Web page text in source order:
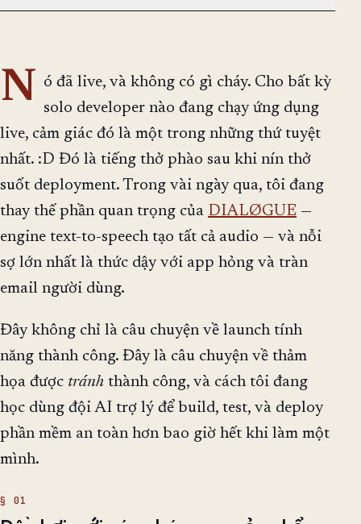
N
ó đã live, và không có gì cháy. Cho bất kỳ
solo developer nào đang chạy ứng dụng
live, cảm giác đó là một trong những thứ tuyệt
nhất. :D Đó là tiếng thở phào sau khi nín thở
suốt deployment. Trong vài ngày qua, tôi đang
thay thế phần quan trọng của DIALØGUE —
engine text-to-speech tạo tất cả audio — và nỗi
sợ lớn nhất là thức dậy với app hỏng và tràn
email người dùng.
Đây không chỉ là câu chuyện về launch tính
năng thành công. Đây là câu chuyện về thảm
họa được tránh thành công, và cách tôi đang
học dùng đội AI trợ lý để build, test, và deploy
phần mềm an toàn hơn bao giờ hết khi làm một
mình.